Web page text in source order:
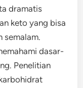
dramatis
keto yang bisa
semalam.
dasar-
Penelitian